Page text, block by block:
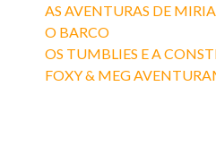
AS AVENTURAS DE
O BARCO
OS TUMBLIES E A
FOXY & MEG